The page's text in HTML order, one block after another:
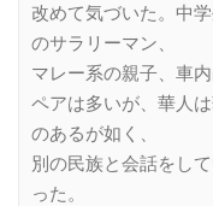
改めて気づいた。中
のサラリーマン、
マレー系の親子、車
ペアは多いが、華人
のあるが如く、
別の民族と会話をし
った。